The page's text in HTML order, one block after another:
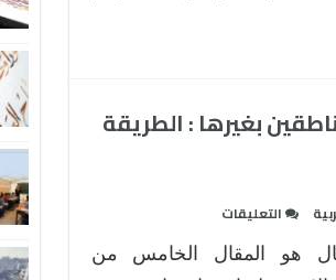
اللغة
العربية
بغيرها : الطريقة
التعليقات
حديثة
هو المقال الخامس من